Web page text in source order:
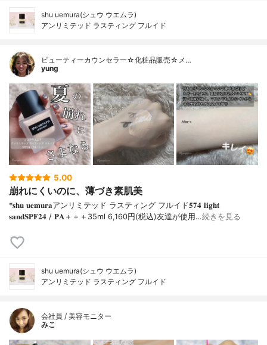
shu uemura(シュウ ウエムラ)
アンリミテッド ラスティング フルイド
ビューティーカウンセラー☆化粧品販売☆メ…
yung
5.00
崩れにくいのに、薄づき素肌美
*𝐬𝐡𝐮 𝐮𝐞𝐦𝐮𝐫𝐚アンリミテッド ラスティング フルイド𝟓𝟕𝟒 𝐥𝐢𝐠𝐡𝐭
𝐬𝐚𝐧𝐝𝐒𝐏𝐅𝟐𝟒 / 𝐏𝐀＋＋＋⁡35ml 6,160円(税込)⁡友達が使用…続きを見る
shu uemura(シュウ ウエムラ)
アンリミテッド ラスティング フルイド
会社員 / 美容モニター
みこ